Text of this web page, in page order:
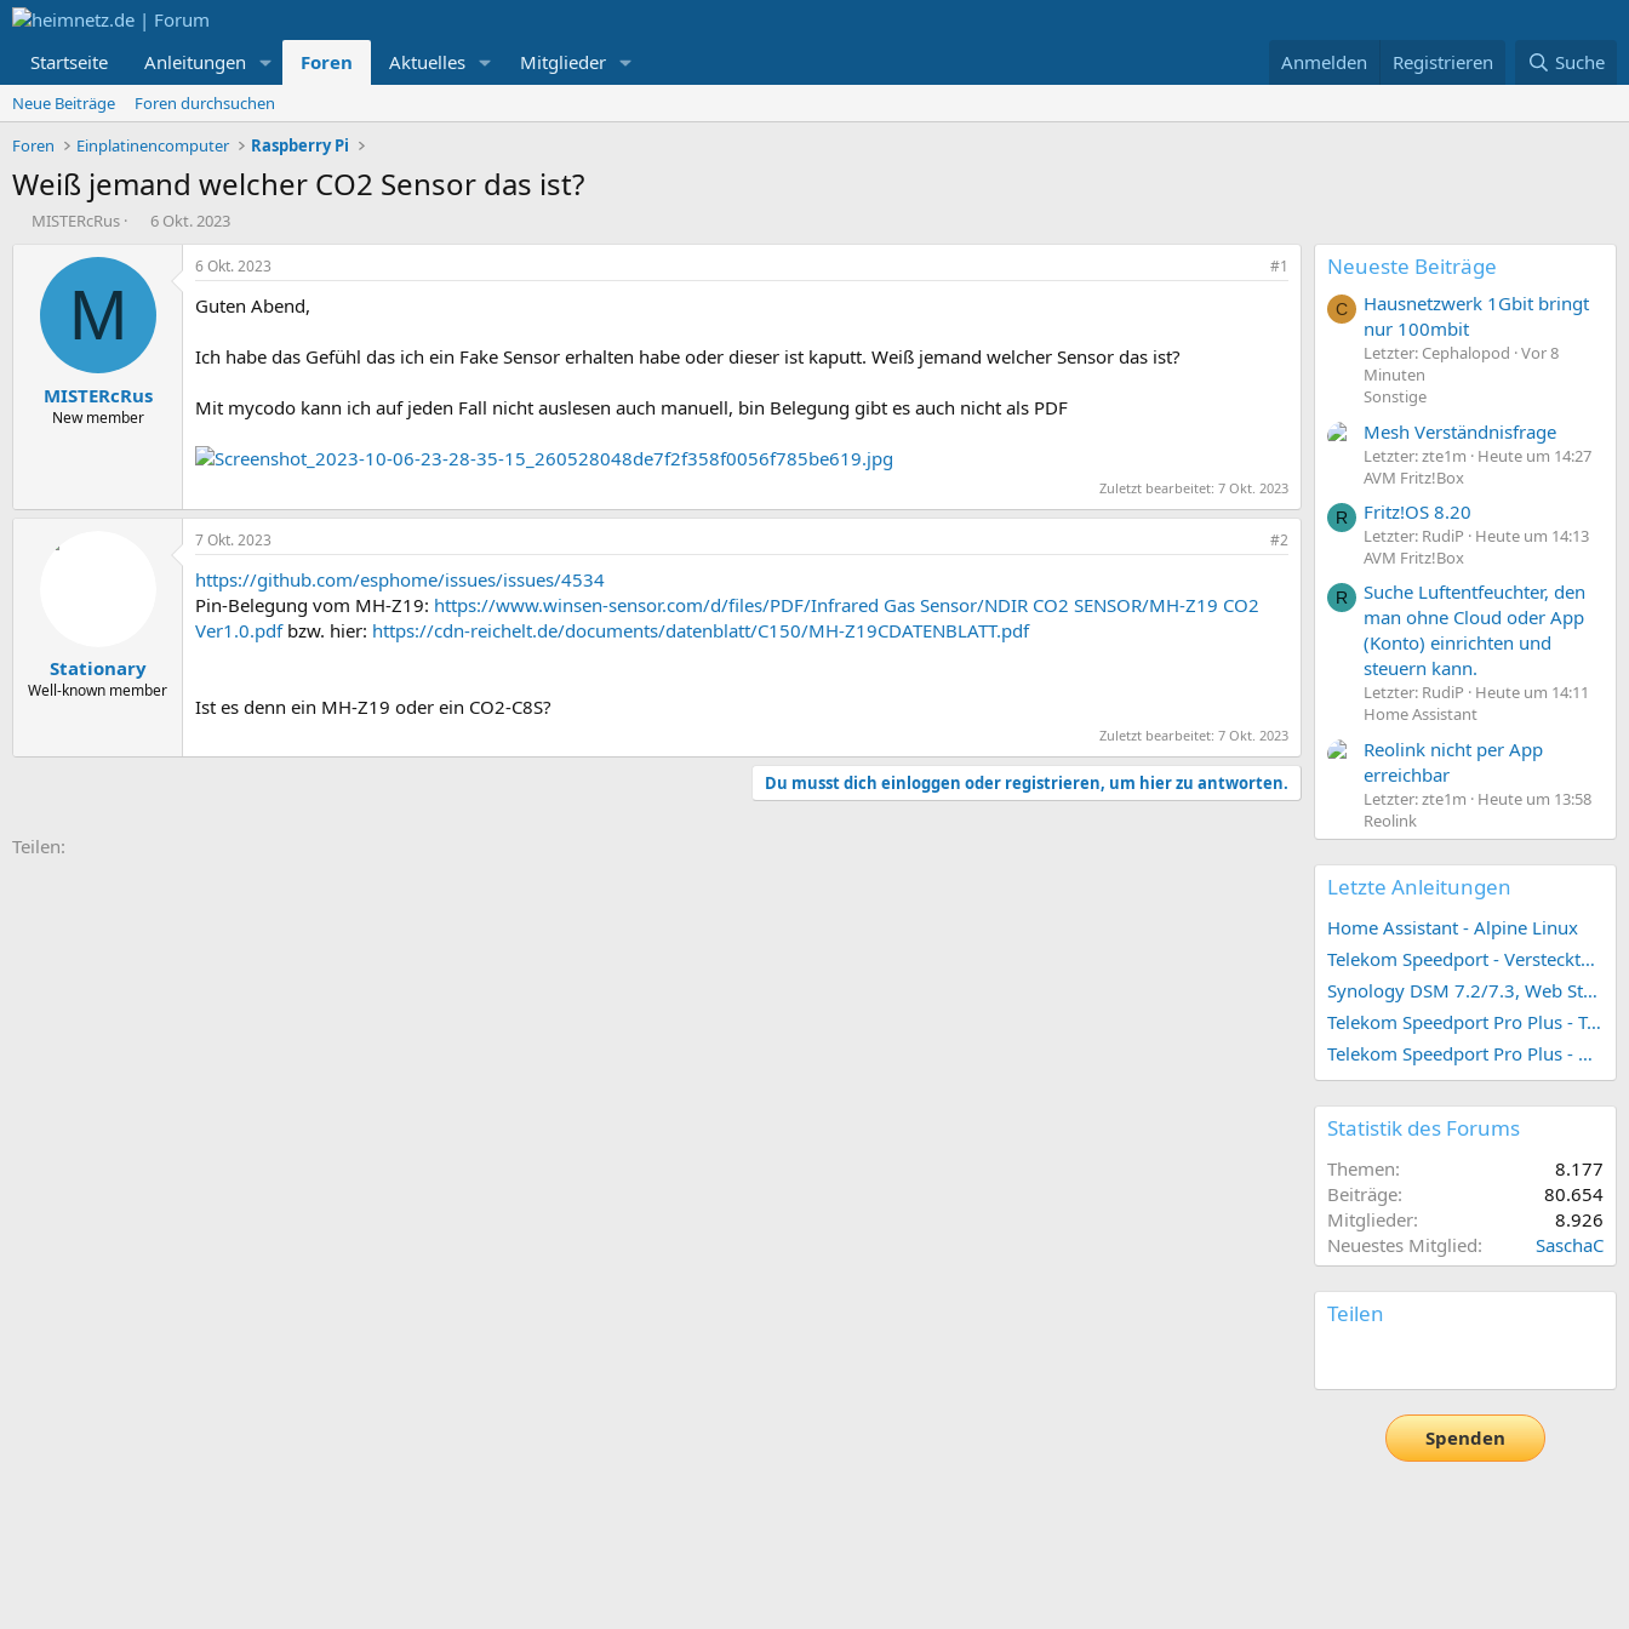
Startseite Anleitungen Foren Aktuelles Mitglieder Anmelden Registrieren Suche
Neue Beiträge
Foren durchsuchen
Foren
Einplatinencomputer Raspberry Pi
Weiß jemand welcher CO2 Sensor das ist?
E
MISTERcRus
E
t
e
l
a
6 Okt. 2023
M
MISTERcRus
New member
6 Okt. 2023 #1
Guten Abend,
Ich habe das Gefühl das ich ein Fake Sensor erhalten habe oder dieser ist kaputt. Weiß jemand welcher Sensor das ist?
Mit mycodo kann ich auf jeden Fall nicht auslesen auch manuell, bin Belegung gibt es auch nicht als PDF
Zuletzt bearbeitet: 7 Okt. 2023
Stationary
Well-known member
7 Okt. 2023 #2
https://github.com/esphome/issues/issues/4534
Pin-Belegung vom MH-Z19: https://www.winsen-sensor.com/d/files/PDF/Infrared Gas Sensor/NDIR CO2 SENSOR/MH-Z19 CO2
Ver1.0.pdfbzw. hier: https://cdn-reichelt.de/documents/datenblatt/C150/MH-Z19CDATENBLATT.pdf
Ist es denn ein MH-Z19 oder ein CO2-C8S?
Zuletzt bearbeitet: 7 Okt. 2023
Du musst dich einloggen oder registrieren, um hier zu antworten.
Teilen:
Neueste Beiträge
C
Hausnetzwerk 1Gbit bringt
nur 100mbit
Letzter: Cephalopod Vor 8
Minuten
Sonstige
Mesh Verständnisfrage
Letzter: zte1m
Heute um 14:27
AVM Fritz!Box
R Fritz!OS 8.20
Letzter: RudiP
Heute um 14:13
AVM Fritz!Box
R
Suche Luftentfeuchter, den
man ohne Cloud oder App
(Konto) einrichten und
steuern kann.
Letzter: RudiP
Heute um 14:11
Home Assistant
Reolink nicht per App
erreichbar
Letzter: zte1m
Heute um 13:58
Reolink
Letzte Anleitungen
Home Assistant - Alpine Linux
Telekom Speedport - Versteckte Konfigurationen
Synology DSM 7.2/7.3, Web Station 4, Webdienst und Webportal erstellen (ehemals vHost)
Telekom Speedport Pro Plus - Telefonie einrichten
Telekom Speedport Pro Plus - Netzwerk einrichten
Statistik des Forums
Themen
8.177
Beiträge
80.654
Mitglieder
8.926
Neuestes Mitglied
SaschaC
Teilen
Spenden